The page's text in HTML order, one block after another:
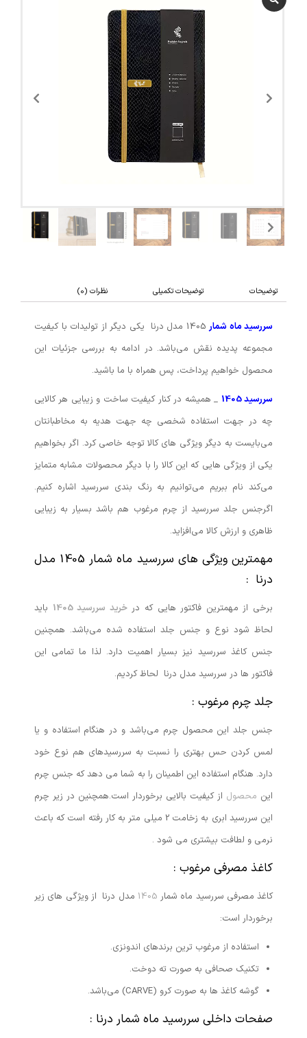
توضیحات توضیحات تکمیلی نظرات (0)
سررسید ماه شمار
1405 مدل درنا یکی دیگر از تولیدات با کیفیت
مجموعه پدیده نقش می‌باشد. در ادامه به بررسی جزئیات این
محصول خواهیم پرداخت، پس همراه با ما باشید.
سررسید 1405
_ همیشه در کنار کیفیت ساخت و زیبایی هر کالایی
چه در جهت استفاده شخصی چه جهت هدیه به مخاطبانتان
می‌بایست به دیگر ویژگی های کالا توجه خاصی کرد. اگر بخواهیم
یکی از ویژگی هایی که این کالا را با دیگر محصولات مشابه متمایز
می‌کند نام ببریم می‌توانیم به رنگ بندی سررسید اشاره کنیم.
اگرجنس جلد سررسید از چرم مرغوب هم باشد بسیار به زیبایی
ظاهری و ارزش کالا می‌افزاید.
مهمترین ویژگی های سررسید ماه شمار 1405 مدل
درنا :
برخی از مهمترین فاکتور هایی که درخرید سررسید 1405
باید
لحاظ شود نوع و جنس جلد استفاده شده می‌باشد. همچنین
جنس کاغذ سررسید نیز بسیار اهمیت دارد. لذا ما تمامی این
فاکتور ها در سررسید مدل درنا لحاظ کردیم.
جلد چرم مرغوب :
جنس جلد این محصول چرم می‌باشد و در هنگام استفاده و یا
لمس کردن حس بهتری را نسبت به سررسیدهای هم نوع خود
دارد. هنگام استفاده این اطمینان را به شما می دهد که جنس چرم
این محصول از کیفیت بالایی برخوردار است.همچنین در زیر چرم
این سررسید ابری به زخامت 2 میلی متر به کار رفته است که باعث
نرمی و لطافت بیشتری می شود .
کاغذ مصرفی مرغوب :
کاغذ مصرفی سررسید ماه شمار 1405 مدل درنا از ویژگی های زیر
برخوردار است:
استفاده از مرغوب ترین برندهای اندونزی.
تکنیک صحافی به صورت ته دوخت.
گوشه کاغذ ها به صورت کرو (CARVE) می‌باشد.
صفحات داخلی سررسید ماه شمار درنا :